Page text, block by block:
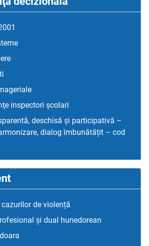
inspectori școlari
deschisă și participativă –
dialog îmbunătățit – cod
de violență
și dual hunedorean